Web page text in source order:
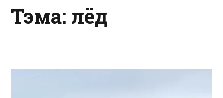
Тэма: лёд